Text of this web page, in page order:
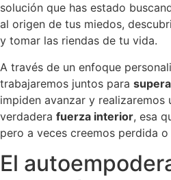
solución que has estado
al origen de tus miedos,
y tomar las riendas de tu vida.
A través de un enfoque
trabajaremos juntos para
impiden avanzar y realizaremos
verdadera fuerza interior, esa
pero a veces creemos perdida
El